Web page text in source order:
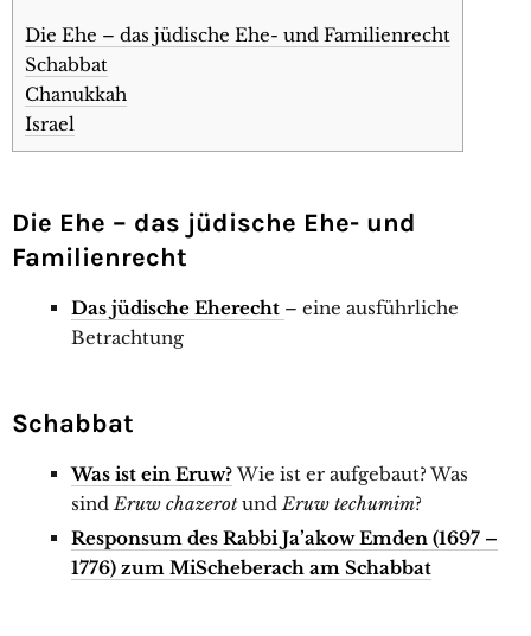
Die Ehe – das jüdische Ehe- und Familienrecht
Schabbat
Chanukkah
Israel
Die Ehe – das jüdische Ehe- und
Familienrecht
Das jüdische Eherecht – eine ausführliche
Betrachtung
Schabbat
Was ist ein Eruw? Wie ist er aufgebaut? Was
sind Eruw chazerotund Eruw techumim?
Responsum des Rabbi Ja’akow Emden (1697 –
1776) zum MiScheberach am Schabbat